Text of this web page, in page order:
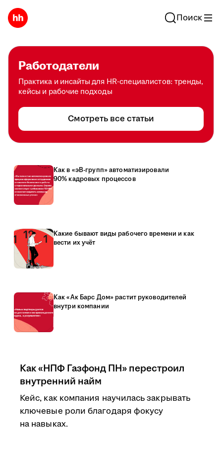
Поиск
Работодатели
Практика и инсайты для HR-специалистов: тренды,
кейсы и рабочие подходы
Смотреть все статьи
Как в «эВ-групп» автоматизировали
90% кадровых процессов
Какие бывают виды рабочего времени и как
вести их учёт
Как «Ак Барс Дом» растит руководителей
внутри компании
Как «НПФ Газфонд ПН» перестроил
внутренний найм
Кейс, как компания научилась закрывать
ключевые роли благодаря фокусу
на навыках.